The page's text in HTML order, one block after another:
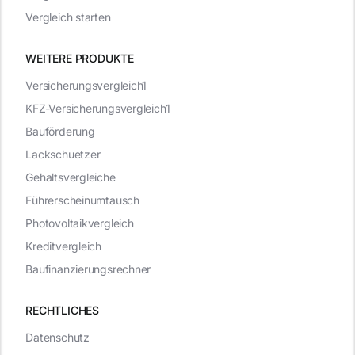
WEITERE PRODUKTE
RECHTLICHES
Datenschutz
Versicherungsvergleich1
KFZ-Versicherungsvergleich1
Bauförderung
Lackschuetzer
Gehaltsvergleiche
Führerscheinumtausch
Photovoltaikvergleich
Kreditvergleich
Baufinanzierungsrechner
Vergleich starten